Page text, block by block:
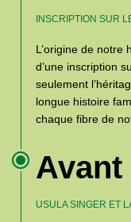
INSCRIPTION SUR
L’origine de notre
d’une inscription
seulement
longue histoire
chaque fibre de
Avant
USULA SINGER ET